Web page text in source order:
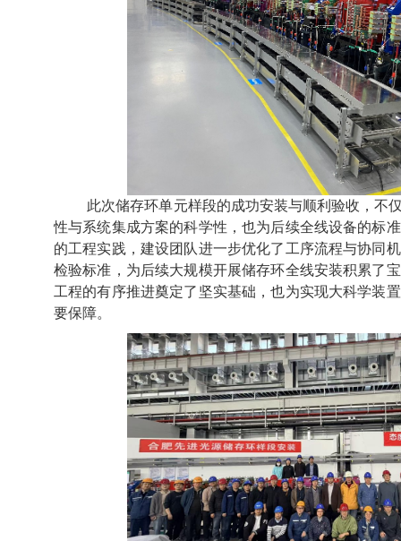
此次储存环单元样段的成功安装与顺利验收，不
性与系统集成方案的科学性，也为后续全线设备的标
的工程实践，建设团队进一步优化了工序流程与协同
检验标准，为后续大规模开展储存环全线安装积累了
工程的有序推进奠定了坚实基础，也为实现大科学装
要保障。